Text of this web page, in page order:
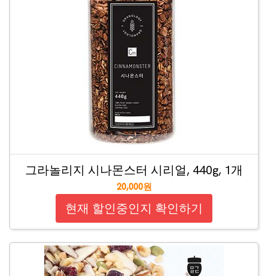
그라놀리지 시나몬스터 시리얼, 440g, 1개
20,000원
현재 할인중인지 확인하기